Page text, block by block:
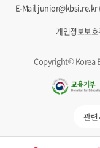
E-Mail junior@kbsi.re.kr
개인정보보
Copyright© Korea
관련